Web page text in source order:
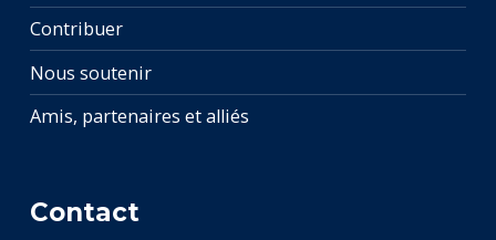
Contribuer
Nous soutenir
Amis, partenaires et alliés
Contact